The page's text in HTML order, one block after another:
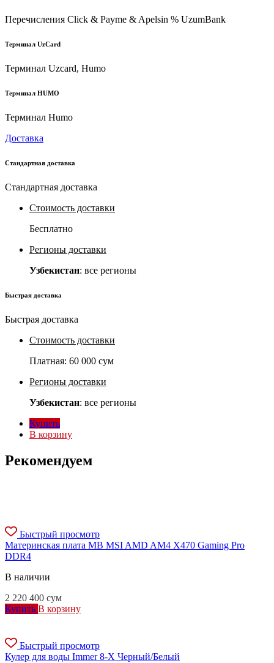
Перечисления Click & Payme & Apelsin % UzumBank
Терминал UzCard
Терминал Uzcard, Humo
Терминал HUMO
Терминал Humo
Доставка
Стандартная доставка
Стандартная доставка
Стоимость доставки
Бесплатно
Регионы доставки
Узбекистан: все регионы
Быстрая доставка
Быстрая доставка
Стоимость доставки
Платная: 60 000 сум
Регионы доставки
Узбекистан: все регионы
Купить
В корзину
Рекомендуем
Быстрый просмотр
Материнская плата MB MSI AMD AM4 X470 Gaming Pro
DDR4
В наличии
2 220 400 сум
Купить В корзину
Быстрый просмотр
Кулер для воды Immer 8-X Черный/Белый